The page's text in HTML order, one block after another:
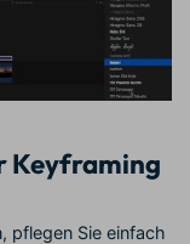
Keyframing
pflegen Sie einfach